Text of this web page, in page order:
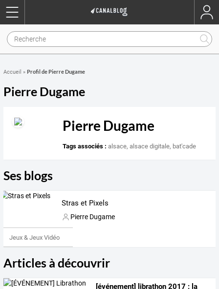
Accueil » Profil de Pierre Dugame
Pierre Dugame
Pierre Dugame
Tags associés : alsace,alsace digitale, bat'cade
Ses blogs
Stras et Pixels
Pierre Dugame
Jeux & Jeux Vidéo
Articles à découvrir
[événement] librathon 2017 : la